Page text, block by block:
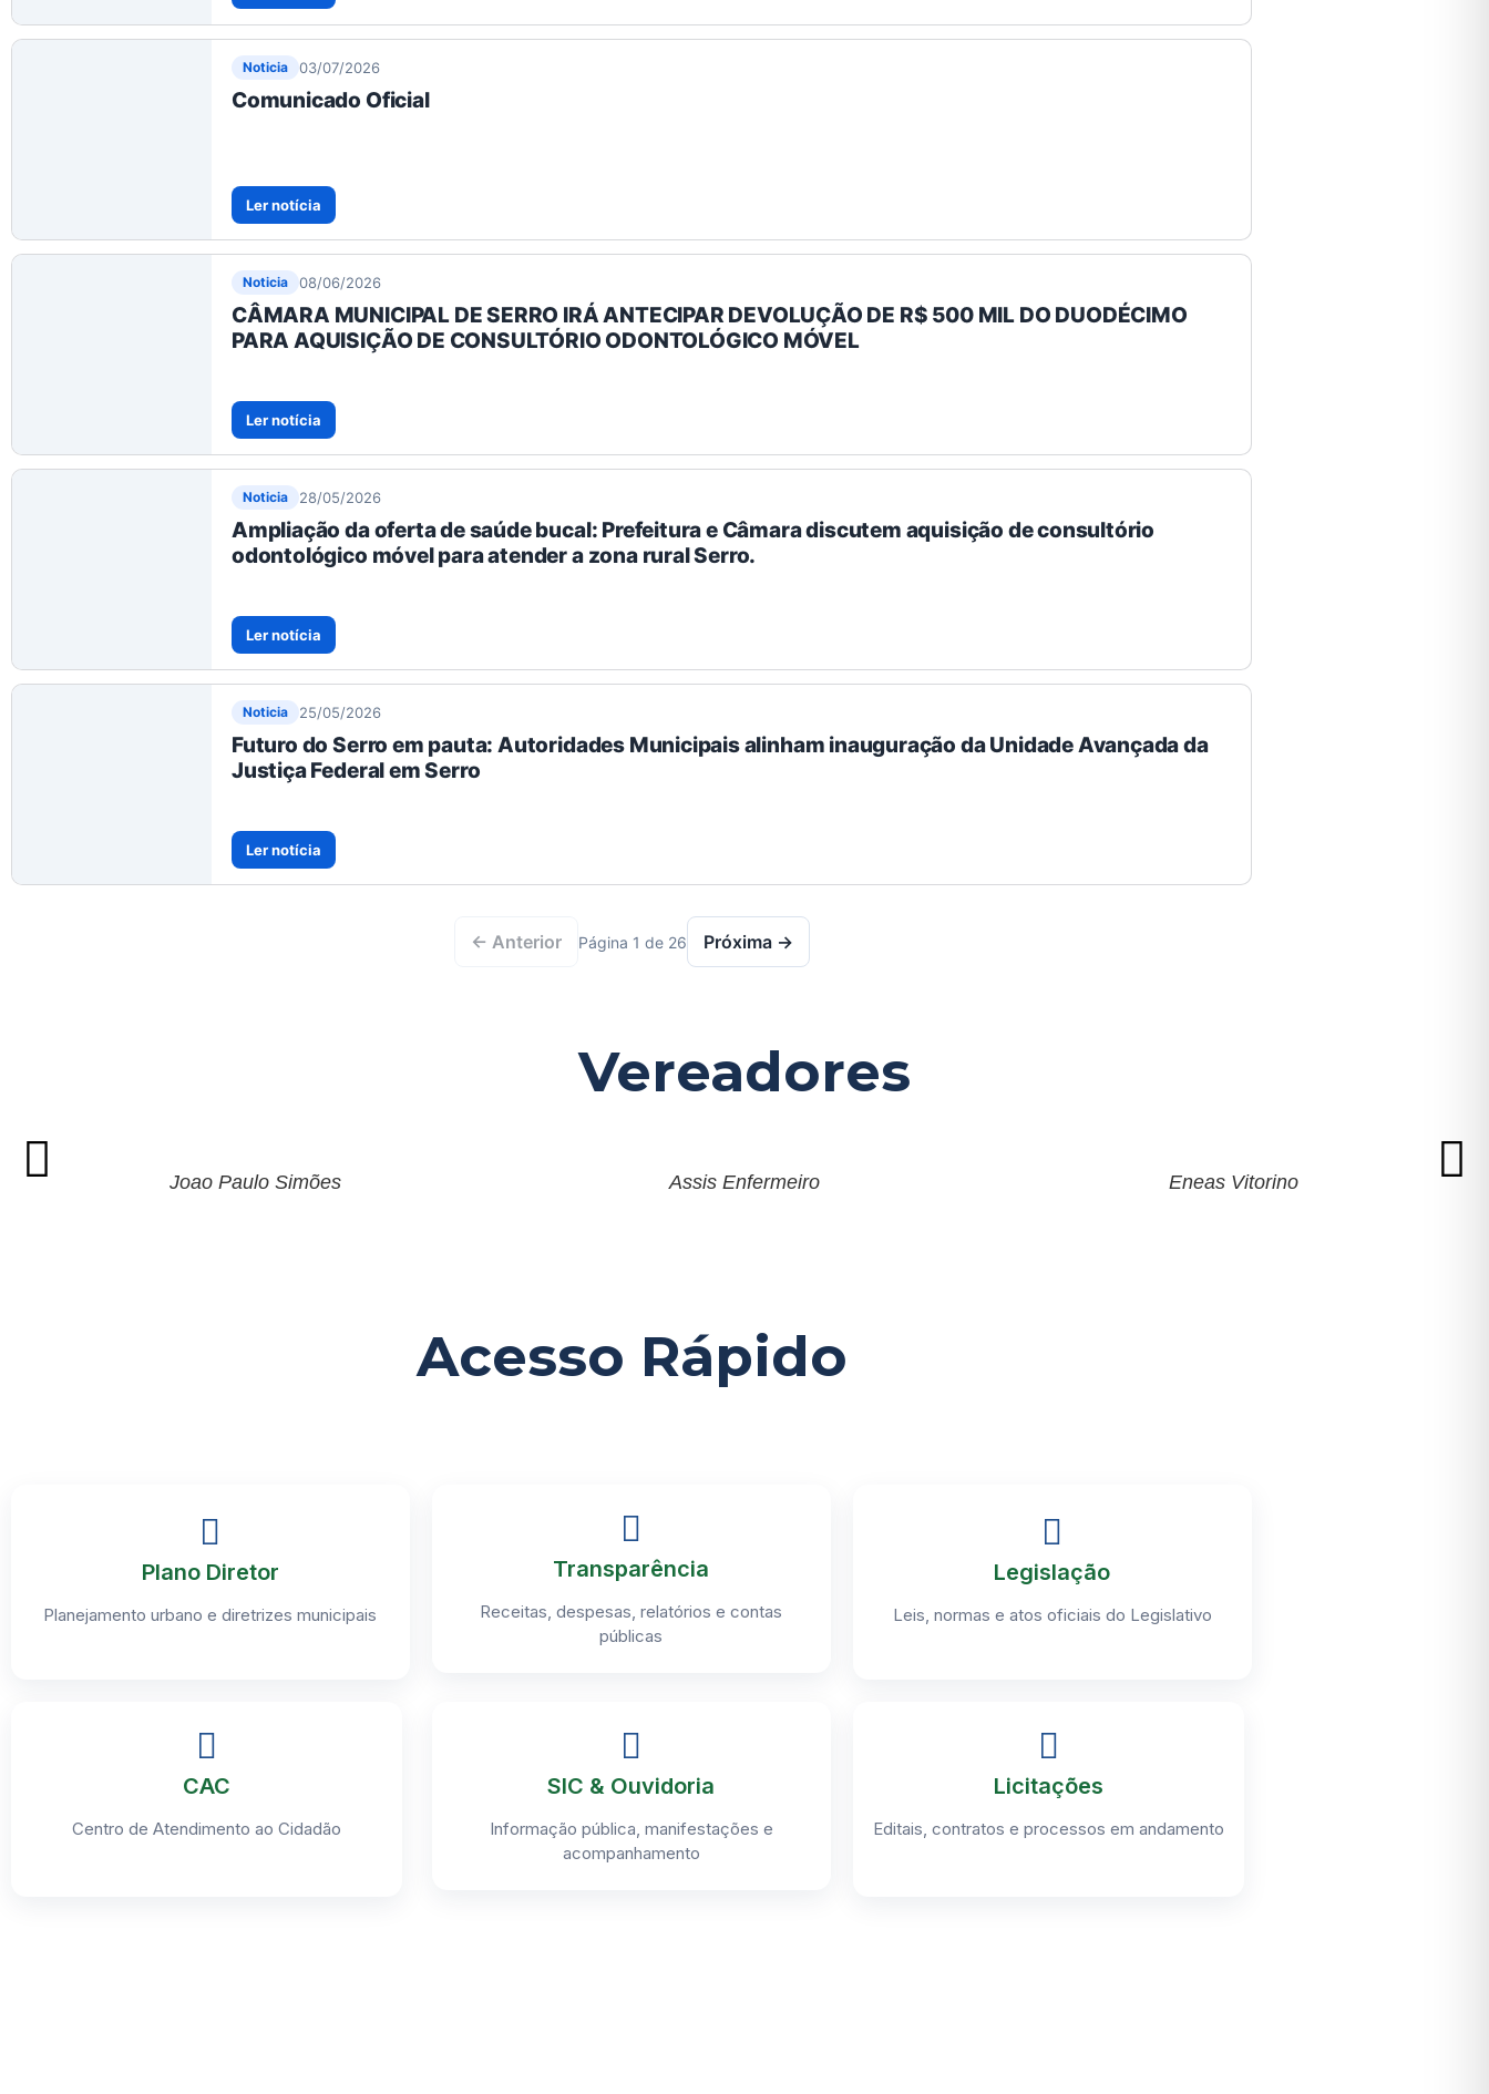
Noticia 03/07/2026
Comunicado Oficial
Ler notícia
Noticia 08/06/2026
CÂMARA MUNICIPAL DE SERRO IRÁ ANTECIPAR DEVOLUÇÃO DE R$ 500 MIL DO DUODÉCIMO
PARA AQUISIÇÃO DE CONSULTÓRIO ODONTOLÓGICO MÓVEL
Ler notícia
Noticia 28/05/2026
Ampliação da oferta de saúde bucal: Prefeitura e Câmara discutem aquisição de consultório
odontológico móvel para atender a zona rural Serro.
Ler notícia
Noticia 25/05/2026
Futuro do Serro em pauta: Autoridades Municipais alinham inauguração da Unidade Avançada da
Justiça Federal em Serro
Ler notícia
← Anterior Página 1 de 26 Próxima →
Vereadores
Joao Paulo Simões Assis Enfermeiro Eneas Vitorino
Acesso Rápido
Plano Diretor
Planejamento urbano e diretrizes municipais
Transparência
Receitas, despesas, relatórios e contas
públicas
Legislação
Leis, normas e atos oficiais do Legislativo
CAC
Centro de Atendimento ao Cidadão
SIC & Ouvidoria
Informação pública, manifestações e
acompanhamento
Licitações
Editais, contratos e processos em andamento